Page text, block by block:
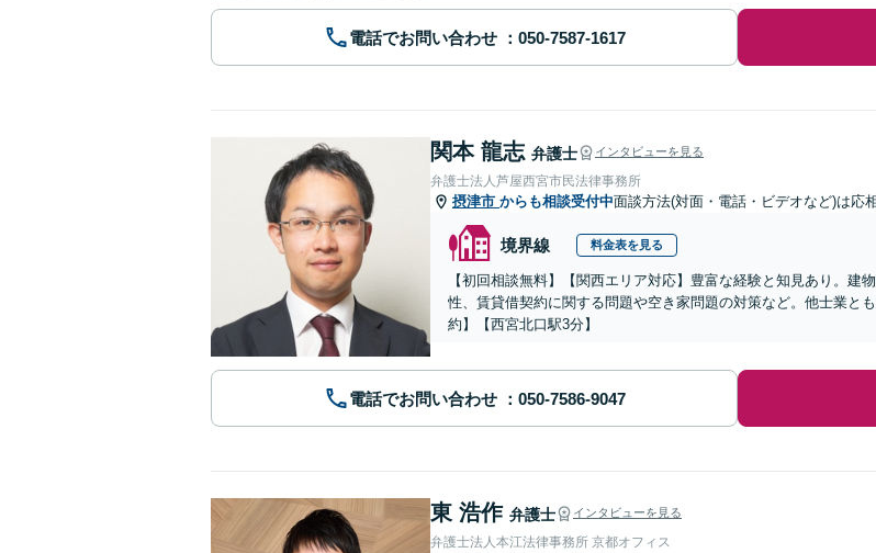
電話でお問い合わせ
関本 龍志 弁護士 インタビューを見る
弁護士法人芦屋西宮市民法律事務所
摂津市 からも相談受付中面談方法(対面・電話・ビデオなど)は応
境界線 料金表を見る
【初回相談無料】【関西エリア対応】豊富な経験と知見あり。建
性、賃貸借契約に関する問題や空き家問題の対策など。他士業と
約】【西宮北口駅3分】
電話でお問い合わせ
東 浩作 弁護士 インタビューを見る
弁護士法人本江法律事務所 京都オフィス